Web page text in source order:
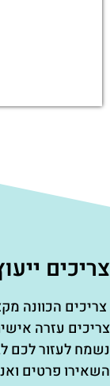
צריכים
צריכים הכוונה
צריכים עזרה
נשמח לעזור לכם
השאירו פרטים